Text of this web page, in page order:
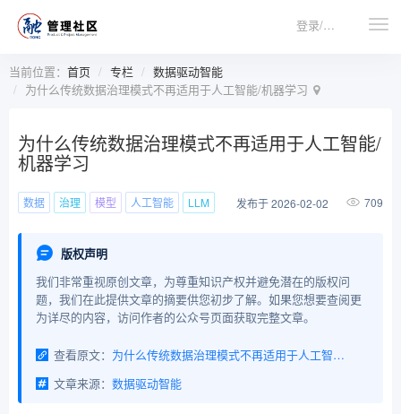
登录/注册
当前位置： 首页 专栏
数据驱动智能
为什么传统数据治理模式不再适用于人工智能/机器学习
为什么传统数据治理模式不再适用于人工智能/
机器学习
数据 治理 模型 人工智能 LLM 发布于 2026-02-02 709
版权声明
我们非常重视原创文章，为尊重知识产权并避免潜在的版权问
题，我们在此提供文章的摘要供您初步了解。如果您想要查阅更
为详尽的内容，访问作者的公众号页面获取完整文章。
查看原文：
为什么传统数据治理模式不再适用于人工智能/机器学习
文章来源： 数据驱动智能